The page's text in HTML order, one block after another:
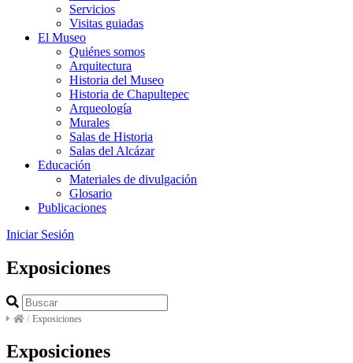
Servicios
Visitas guiadas
El Museo
Quiénes somos
Arquitectura
Historia del Museo
Historia de Chapultepec
Arqueología
Murales
Salas de Historia
Salas del Alcázar
Educación
Materiales de divulgación
Glosario
Publicaciones
Iniciar Sesión
Exposiciones
/ Exposiciones
Exposiciones